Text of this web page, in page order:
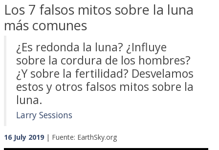
Los 7 falsos mitos sobre la luna
más comunes
¿Es redonda la luna? ¿Influye
sobre la cordura de los hombres?
¿Y sobre la fertilidad? Desvelamos
estos y otros falsos mitos sobre la
luna.
Larry Sessions
16 July 2019| Fuente: EarthSky.org